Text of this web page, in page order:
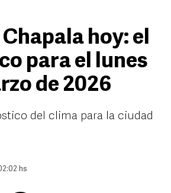
hoy: el
para el lunes
de 2026
del clima para la ciudad
hs